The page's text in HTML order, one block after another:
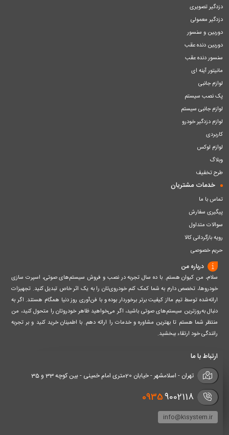
دزدگیر تصویری
دزدگیر معمولی
دوربین و سنسور
دوربین دنده عقب
سنسور دنده عقب
مانیتور آینه ای
لوازم جانبی
پک نصب سیستم
لوازم جانبی سیستم
لوازم دزدگیر خودرو
کاربردی
لوازم لوکس
وبلاگ
طرح تخفیف
خدمات مشتریان
تماس با ما
پیگیری سفارش
سوالات متداول
رویه بازگردانی کالا
حریم خصوصی
درباره من
سلام، من کیوان هستم. با ده سال تجربه در نصب و فروش سیستم‌های صوتی، اسپرت سازی
خودروها، تخصص دارم به شما کمک کنم خودروی‌تان را به یک اثر خاص تبدیل کنید. تجهیزات
ارائه‌شده توسط تیم مااز کیفیت برتر برخوردار بوده و با فن‌آوری روز دنیا همگام هستند. اگر به
دنبال به‌روزترین سیستم‌های صوتی باشید، اگر می‌خواهید ظاهر خودروتان را متحول کنید، من
منتظر شما هستم تا بهترین مشاوره و خدمات را ارائه دهم. با اطمینان خرید کنید و بر تجربه
رانندگی خود ارتقاء ببخشید.
ارتباط با ما
تهران - اسلامشهر - خیابان 20متری امام خمینی - بین کوچه 33 و 35
09359002118
info@k1system.ir